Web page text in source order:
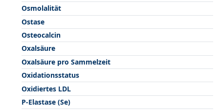
Osmolalität
Ostase
Osteocalcin
Oxalsäure
Oxalsäure pro Sammelzeit
Oxidationsstatus
Oxidiertes LDL
P-Elastase (Se)